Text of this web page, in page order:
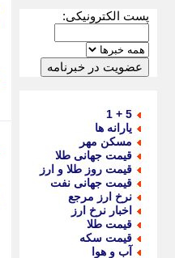
پست الکترونیکی:
5 + 1
یارانه ها
مسکن مهر
قیمت جهانی طلا
قیمت روز طلا و ارز
قیمت جهانی نفت
نرخ ارز مرجع
اخبار نرخ ارز
قیمت طلا
قیمت سکه
آب و هوا